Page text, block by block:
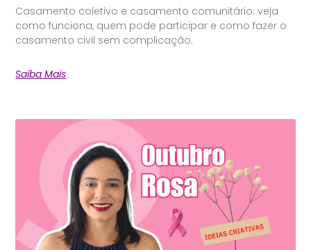
Casamento coletivo e casamento comunitário: veja
como funciona, quem pode participar e como fazer o
casamento civil sem complicação.
Saiba Mais